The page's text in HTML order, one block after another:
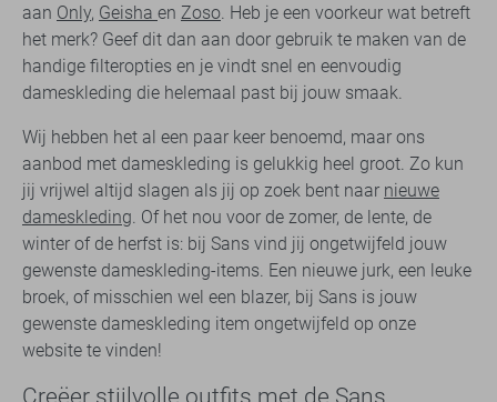
aan Only, Geisha en Zoso. Heb je een voorkeur wat betreft
het merk? Geef dit dan aan door gebruik te maken van de
handige filteropties en je vindt snel en eenvoudig
dameskleding die helemaal past bij jouw smaak.
Wij hebben het al een paar keer benoemd, maar ons
aanbod met dameskleding is gelukkig heel groot. Zo kun
jij vrijwel altijd slagen als jij op zoek bent naar nieuwe
dameskleding. Of het nou voor de zomer, de lente, de
winter of de herfst is: bij Sans vind jij ongetwijfeld jouw
gewenste dameskleding-items. Een nieuwe jurk, een leuke
broek, of misschien wel een blazer, bij Sans is jouw
gewenste dameskleding item ongetwijfeld op onze
website te vinden!
Creëer stijlvolle outfits met de Sans